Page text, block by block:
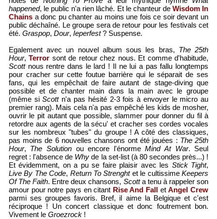
happened, le public n'a rien lâché. Et le chanteur de Wisdom In
Chainsa donc pu chanter au moins une fois ce soir devant un
public déchaîné. Le groupe sera de retour pour les festivals cet
été. Graspop, Dour, Ieperfest? Suspense.
Egalement avec un nouvel album sous les bras, The 25th
Hour,Terror sont de retour chez nous. Et comme d'habitude,
Scottnous rentre dans le lard ! Il ne lui a pas fallu longtemps
pour cracher sur cette foutue barrière qui le séparait de ses
fans, qui les empêchait de faire autant de stage-diving que
possible et de chanter main dans la main avec le groupe
(même siScottn'a pas hésité 2-3 fois à envoyer le micro au
premier rang). Mais cela n'a pas empêché les kids de mosher,
ouvrir le pit autant que possible, slammer pour donner du fil à
retordre aux agents de la sécu' et cracher ses cordes vocales
sur les nombreux "tubes" du groupe ! A côté des classiques,
pas moins de 6 nouvelles chansons ont été jouées : The 25th
Hour, The Solution ou encore l'énormeMind At War. Seul
regret : l'absence de Why de la set-list (à 80 secondes près...) !
Et évidemment, on a pu se faire plaisir avec les Stick Tight,
Live By The Code, Return To Strenghtet le cultissimeKeepers
Of The Faith. Entre deux chansons, Scotta tenu à rappeler son
amour pour notre pays en citant Rise And Fall etAngel Crew
parmi ses groupes favoris. Bref, il aime la Belgique et c'est
réciproque ! Un concert classique et donc foutrement bon.
Vivement le Groezrock!